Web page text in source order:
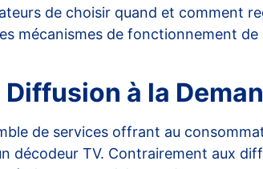
de choisir quand et comment
mécanismes de fonctionnement
à la
de services offrant au
décodeur TV. Contrairement aux